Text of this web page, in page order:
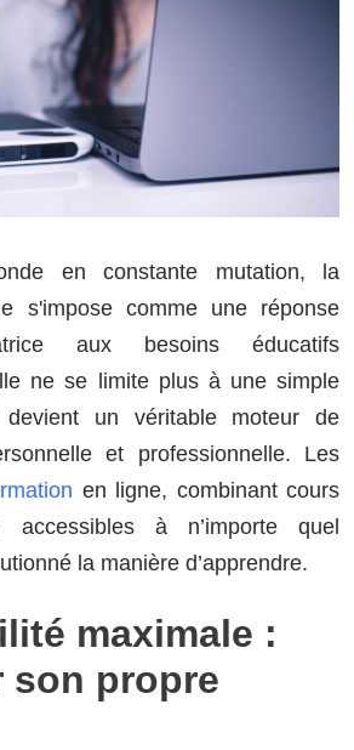
en constante mutation, la
s'impose comme une réponse
aux besoins éducatifs
ne se limite plus à une simple
devient un véritable moteur de
et professionnelle. Les
en ligne, combinant cours
à n’importe quel
la manière d’apprendre.
maximale :
son propre